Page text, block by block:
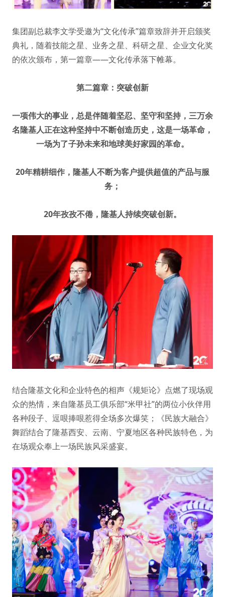
集团副总裁李文学受邀为“文化传承”篇章致辞并开启颁奖
典礼，随着技能之星、业务之星、科研之星、企业文化奖
的依次颁布，第一篇章——文化传承落下帷幕。
第二篇章：突破创新
一项伟大的事业，总是伴随着坚忍、坚守和坚持，三万余
名隆基人正在这种坚持中不断创造历史，这是一场革命，
一场为了子孙未来和地球美好家园的革命。
20年精耕细作，隆基人不断为客户提供超值的产品与服
务；
20年孜孜不倦，隆基人持续突破创新。
结合隆基文化和企业特色的相声《规矩论》点燃了现场观
众的热情，来自隆基员工俱乐部“米甲社”的两位小伙伴用
各种段子、逗哏捧哏惹得全场多次爆笑；《民族大融合》
舞蹈结合了隆基西安、云南、宁夏地区各种民族特色，为
在场观众奉上一场民族风采盛宴。